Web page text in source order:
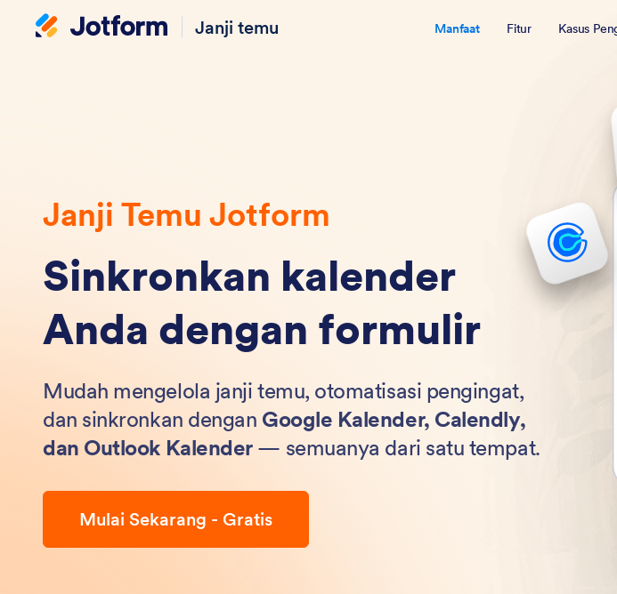
Janji temu Manfaat Fitur Kasus
Janji Temu Jotform
Sinkronkan kalender
Anda dengan formulir
Mudah mengelola janji temu, otomatisasi pengingat,
dan sinkronkan dengan Google Kalender, Calendly,
dan Outlook Kalender— semuanya dari satu tempat.
Mulai Sekarang - Gratis